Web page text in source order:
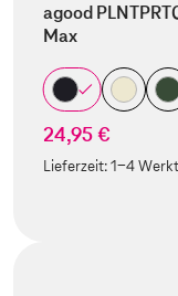
agood
Max
24,95 €
Lieferzeit:1-4